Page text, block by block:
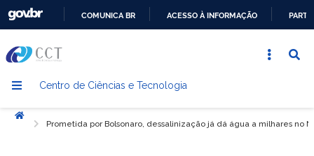
CONTEÚDO
COMUNICA BR ACESSO À INFORMAÇÃO
Centro de Ciências e Tecnologia
Início
Prometida por Bolsonaro, dessalinização já dá água a milhares no